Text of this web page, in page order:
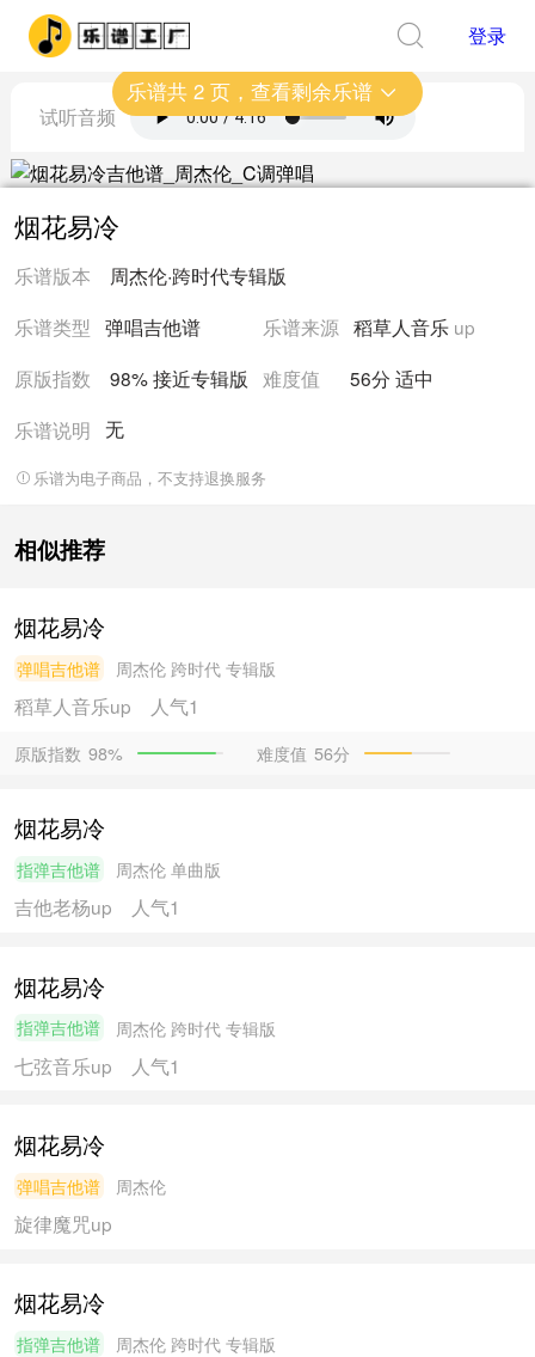
登录
试听音频
乐谱共 2页，查看剩余乐谱
烟花易冷
乐谱版本 周杰伦·跨时代专辑版
乐谱类型
弹唱吉他谱 乐谱来源 稻草人音乐up
原版指数
98% 接近专辑版 难度值 56分 适中
乐谱说明 无
乐谱为电子商品，不支持退换服务
相似推荐
烟花易冷
弹唱吉他谱 周杰伦 跨时代 专辑版
稻草人音乐up 人气1
原版指数 98% 难度值 56分
烟花易冷
指弹吉他谱 周杰伦 单曲版
吉他老杨up 人气1
烟花易冷
指弹吉他谱 周杰伦 跨时代 专辑版
七弦音乐up 人气1
烟花易冷
弹唱吉他谱 周杰伦
旋律魔咒up
烟花易冷
指弹吉他谱 周杰伦 跨时代 专辑版